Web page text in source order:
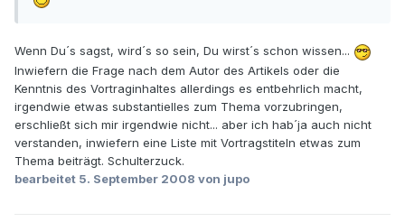
Wenn Du´s sagst, wird´s so sein, Du wirst´s schon wissen...
Inwiefern die Frage nach dem Autor des Artikels oder die
Kenntnis des Vortraginhaltes allerdings es entbehrlich macht,
irgendwie etwas substantielles zum Thema vorzubringen,
erschließt sich mir irgendwie nicht... aber ich hab´ja auch nicht
verstanden, inwiefern eine Liste mit Vortragstiteln etwas zum
Thema beiträgt. Schulterzuck.
bearbeitet 5. September 2008 von jupo